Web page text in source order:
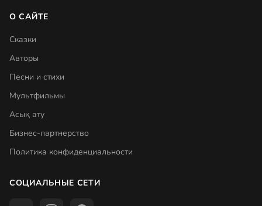
О САЙТЕ
Сказки
Авторы
Песни и стихи
Мультфильмы
Асық ату
Бизнес-партнерство
Политика конфиденциальности
СОЦИАЛЬНЫЕ СЕТИ